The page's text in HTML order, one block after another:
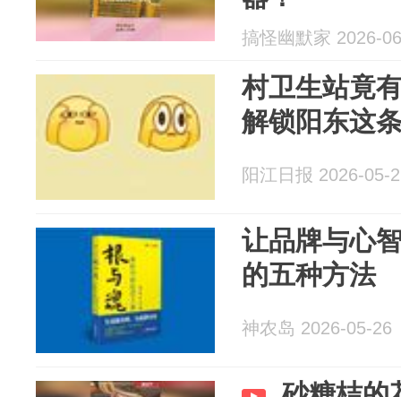
搞怪幽默家 2026-
村卫生站竟
解锁阳东这
阳江日报 2026-05-
让品牌与心
的五种方法
神农岛 2026-05-26